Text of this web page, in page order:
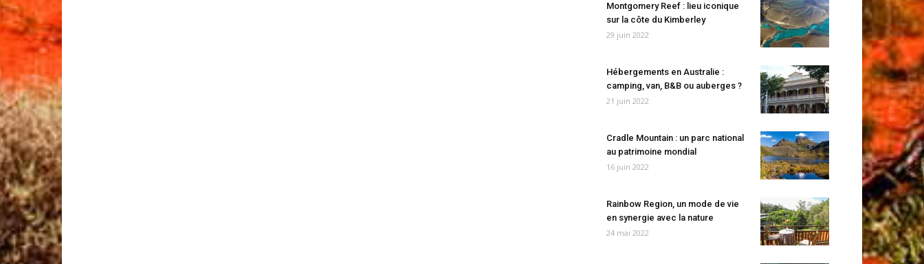
Montgomery Reef : lieu iconique
sur la côte du Kimberley
29 juin 2022
Hébergements en Australie :
camping, van, B&B ou auberges ?
21 juin 2022
Cradle Mountain : un parc national
au patrimoine mondial
16 juin 2022
Rainbow Region, un mode de vie
en synergie avec la nature
24 mai 2022